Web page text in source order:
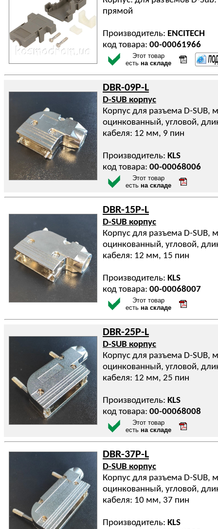
прямой
Производитель: ENCITECH
код товара: 00-00061966
Этот товар
есть на складе
DBR-09P-L
D-SUB корпус
Корпус для разъема D-SUB,
оцинкованный, угловой,
кабеля: 12 мм, 9 пин
Производитель: KLS
код товара: 00-00068006
Этот товар
есть на складе
DBR-15P-L
D-SUB корпус
Корпус для разъема D-SUB,
оцинкованный, угловой,
кабеля: 12 мм, 15 пин
Производитель: KLS
код товара: 00-00068007
Этот товар
есть на складе
DBR-25P-L
D-SUB корпус
Корпус для разъема D-SUB,
оцинкованный, угловой,
кабеля: 12 мм, 25 пин
Производитель: KLS
код товара: 00-00068008
Этот товар
есть на складе
DBR-37P-L
D-SUB корпус
Корпус для разъема D-SUB,
оцинкованный, угловой,
кабеля: 10 мм, 37 пин
Производитель: KLS